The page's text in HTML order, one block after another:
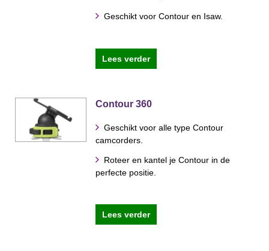
Geschikt voor Contour en Isaw.
Lees verder
Contour 360
Geschikt voor alle type Contour
camcorders.
Roteer en kantel je Contour in de
perfecte positie.
Lees verder